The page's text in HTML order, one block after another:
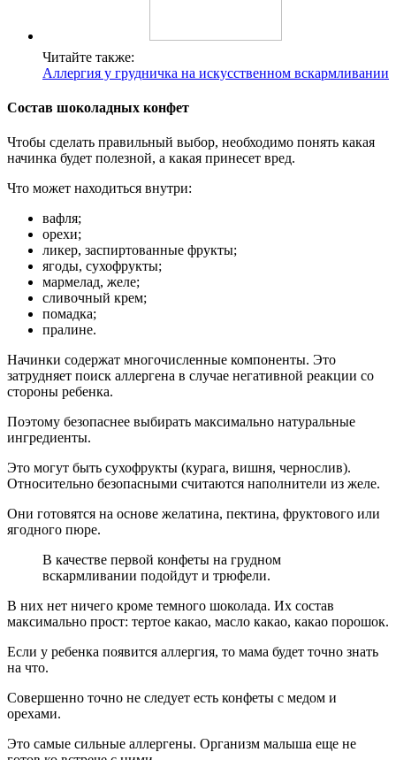
Читайте также:
Аллергия у грудничка на искусственном вскармливании
Состав шоколадных конфет
Чтобы сделать правильный выбор, необходимо понять какая
начинка будет полезной, а какая принесет вред.
Что может находиться внутри:
вафля;
орехи;
ликер, заспиртованные фрукты;
ягоды, сухофрукты;
мармелад, желе;
сливочный крем;
помадка;
пралине.
Начинки содержат многочисленные компоненты. Это
затрудняет поиск аллергена в случае негативной реакции со
стороны ребенка.
Поэтому безопаснее выбирать максимально натуральные
ингредиенты.
Это могут быть сухофрукты (курага, вишня, чернослив).
Относительно безопасными считаются наполнители из желе.
Они готовятся на основе желатина, пектина, фруктового или
ягодного пюре.
В качестве первой конфеты на грудном
вскармливании подойдут и трюфели.
В них нет ничего кроме темного шоколада. Их состав
максимально прост: тертое какао, масло какао, какао порошок.
Если у ребенка появится аллергия, то мама будет точно знать
на что.
Совершенно точно не следует есть конфеты с медом и
орехами.
Это самые сильные аллергены. Организм малыша еще не